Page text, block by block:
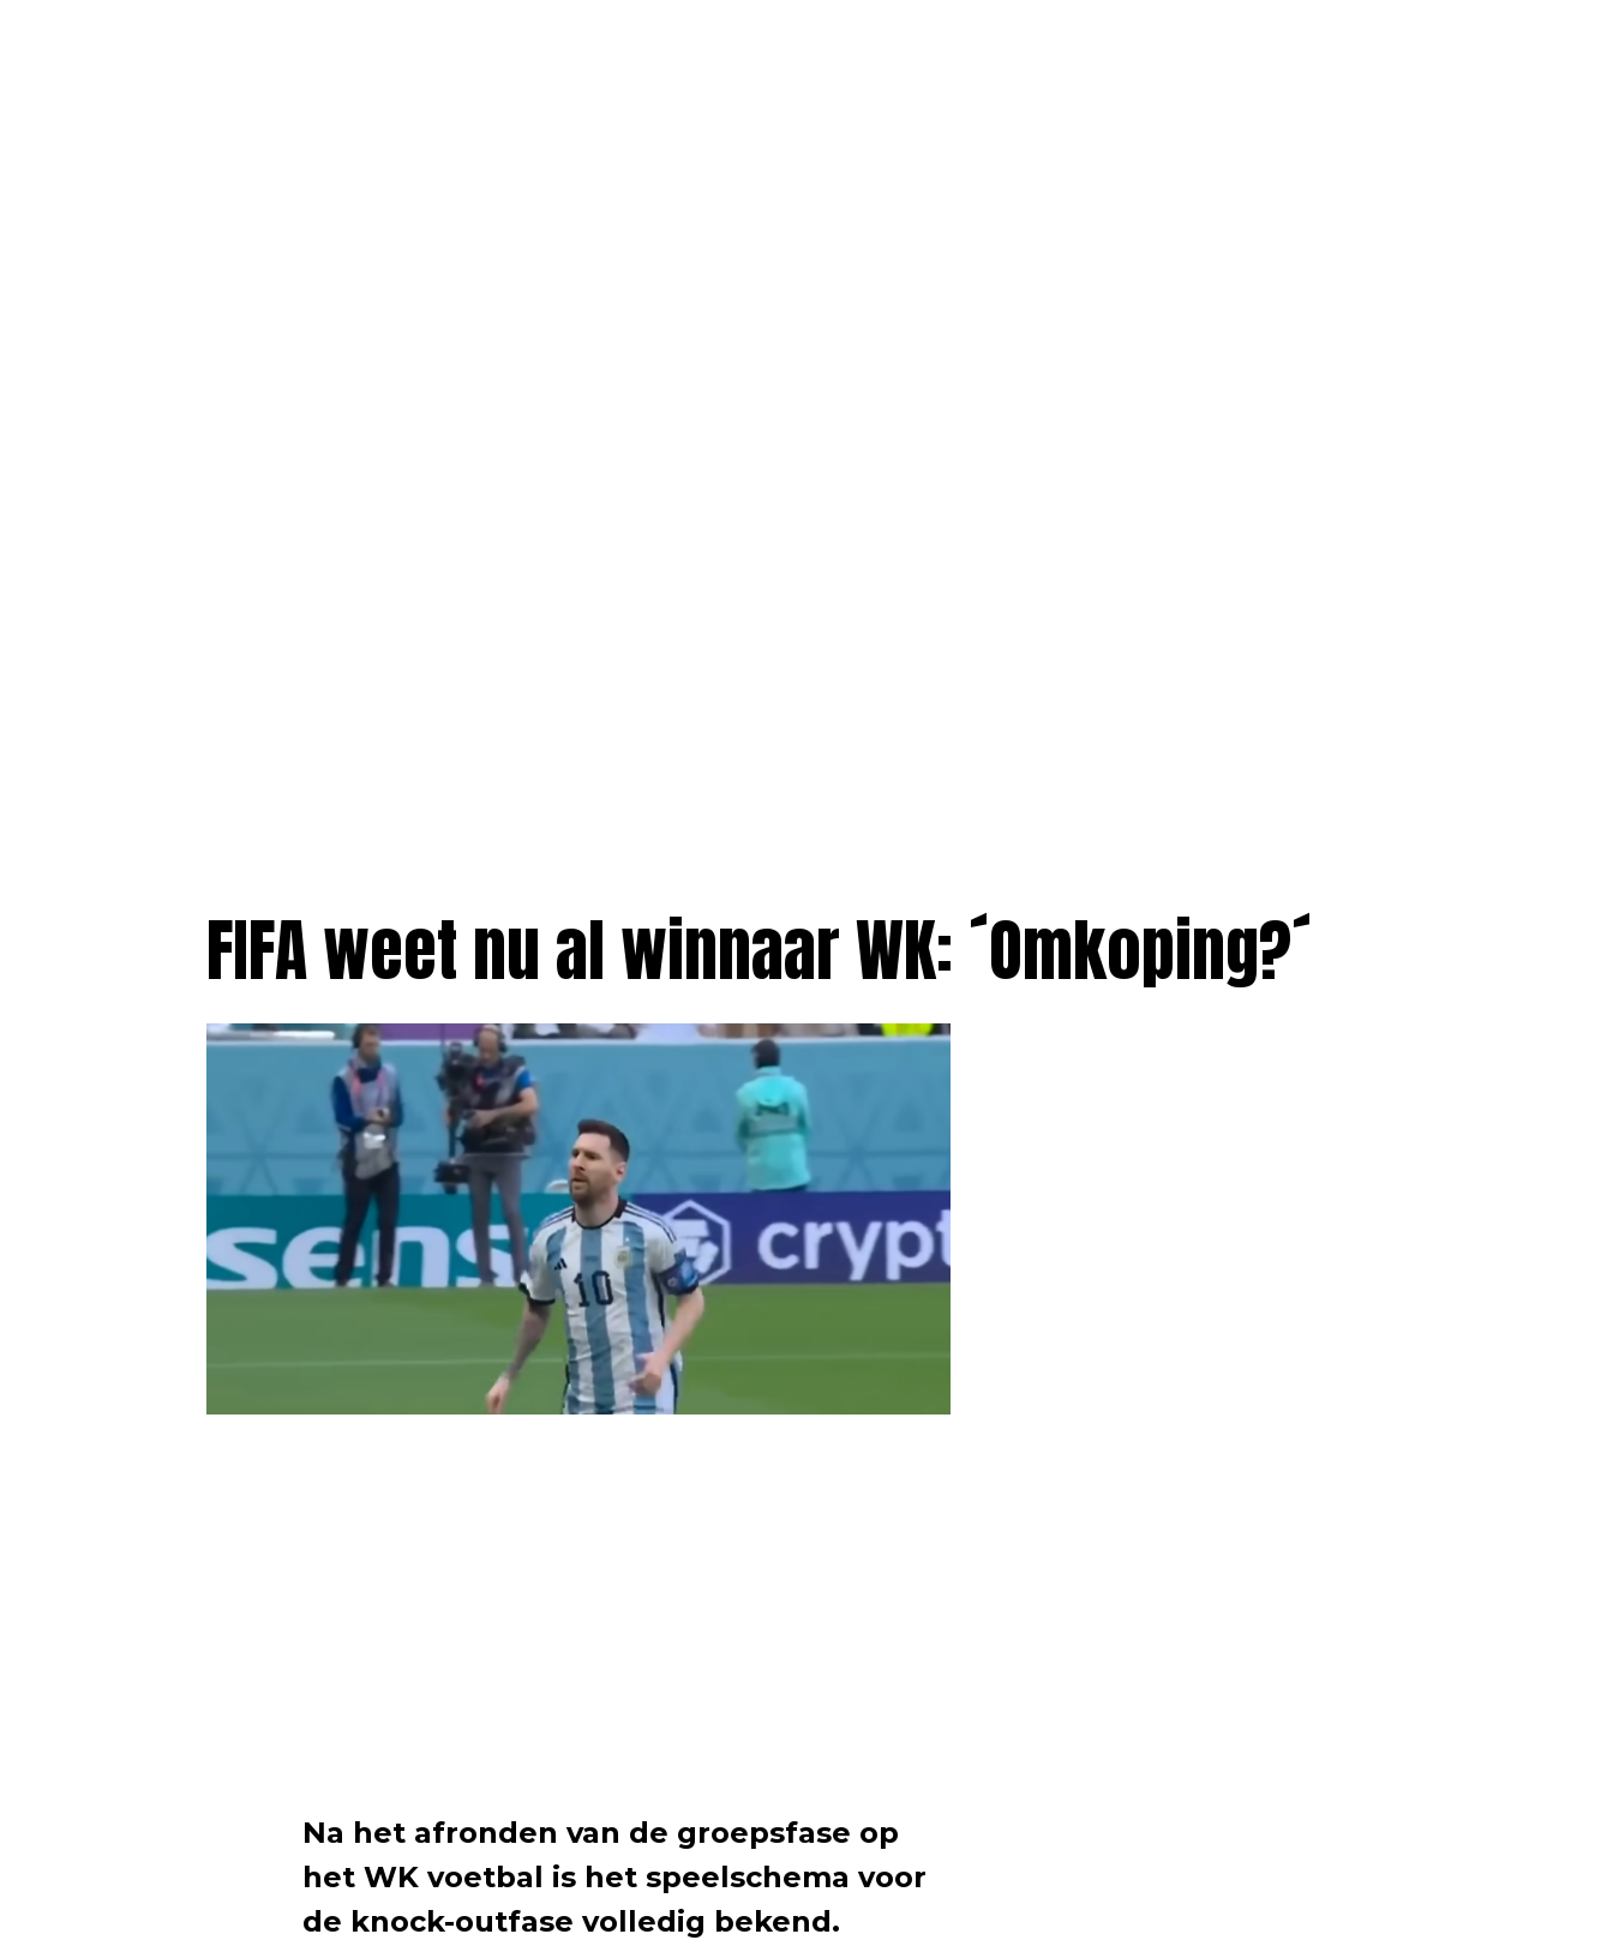
FIFA weet nu al winnaar WK: ´Omkoping?´
Na het afronden van de groepsfase op
het WK voetbal is het speelschema voor
de knock-outfase volledig bekend.